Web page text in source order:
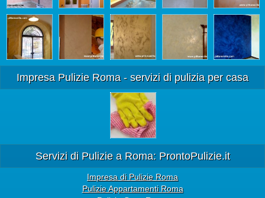
Impresa Pulizie Roma - servizi di pulizia per casa
Servizi di Pulizie a Roma: ProntoPulizie.it
Impresa di Pulizie Roma
Pulizie Appartamenti Roma